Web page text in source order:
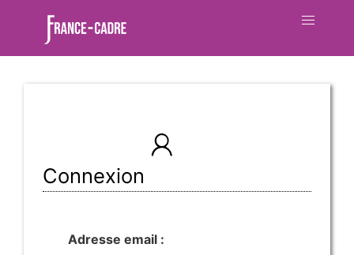
Connexion
Adresse email :